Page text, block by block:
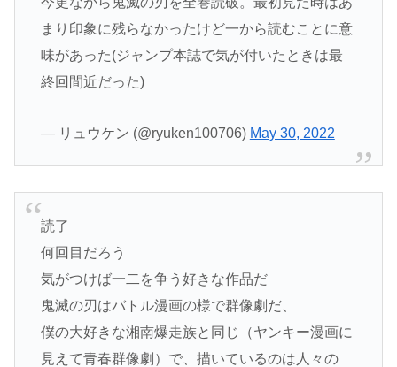
まり印象に残らなかったけど一から読むことに意
味があった(ジャンプ本誌で気が付いたときは最
終回間近だった)
— リュウケン (@ryuken100706) May 30, 2022
読了
何回目だろう
気がつけば一二を争う好きな作品だ
鬼滅の刃はバトル漫画の様で群像劇だ、
僕の大好きな湘南爆走族と同じ（ヤンキー漫画に
見えて青春群像劇）で、描いているのは人々の